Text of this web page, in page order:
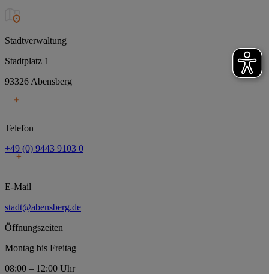
Stadtverwaltung
Stadtplatz 1
93326 Abensberg
Telefon
+49 (0) 9443 9103 0
E-Mail
stadt@abensberg.de
Öffnungszeiten
Montag bis Freitag
08:00 – 12:00 Uhr